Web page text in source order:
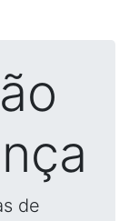
de